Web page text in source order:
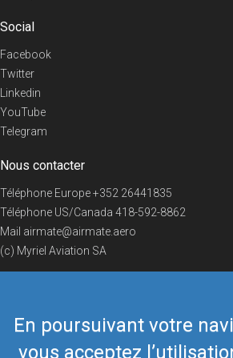
En poursuivant votre
vous acceptez
Social
Facebook
Twitter
Linkedin
YouTube
Telegram
Nous contacter
Téléphone Europe+352 26441835
Téléphone US/Canada 418-592-8862
Mail airmate@airmate.aero
(c) Myriel Aviation SA
© 2019 Airmate - Conditions d'utilisation -Vie privée